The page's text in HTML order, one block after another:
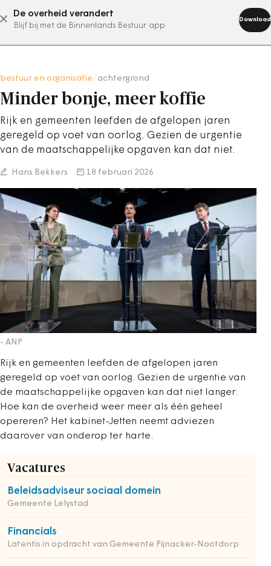
De overheid verandert
Blijf bij met de Binnenlands Bestuur app
Download
abonneer nu
bestuur en organisatie achtergrond
Minder bonje, meer koffie
Rijk en gemeenten leefden de afgelopen jaren
geregeld op voet van oorlog. Gezien de urgentie
van de maatschappelijke opgaven kan dat niet.
Hans Bekkers 18 februari 2026
- ANP
Rijk en gemeenten leefden de afgelopen jaren
geregeld op voet van oorlog. Gezien de urgentie van
de maatschappelijke opgaven kan dat niet langer.
Hoe kan de overheid weer meer als één geheel
opereren? Het kabinet-Jetten neemt adviezen
daarover van onderop ter harte.
Vacatures
Beleidsadviseur sociaal domein
Gemeente Lelystad
Financials
Latentis in opdracht van Gemeente Pijnacker-Nootdorp